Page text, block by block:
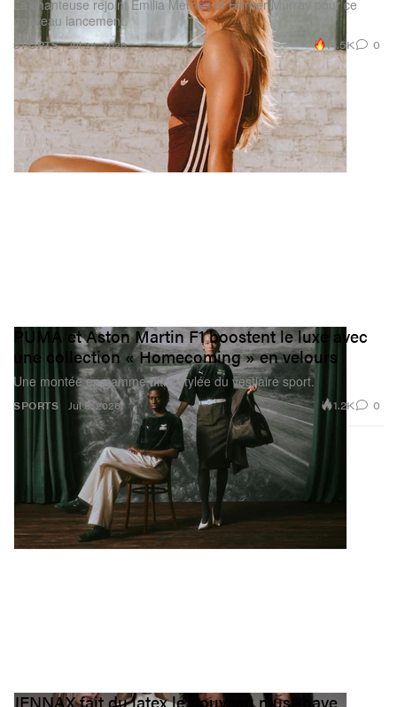
SPORTS
La chanteuse rejoint Emilia Mernes et Harper Murray pour ce
nouveau lancement.
Jul 24, 2026 14.5K 0
SPORTS
PUMA et Aston Martin F1 boostent le luxe avec
une collection « Homecoming » en velours
Une montée en gamme ultra stylée du vestiaire sport.
Jul 8, 2026 1.2K 0
JENNAX fait du latex le nouveau must-have